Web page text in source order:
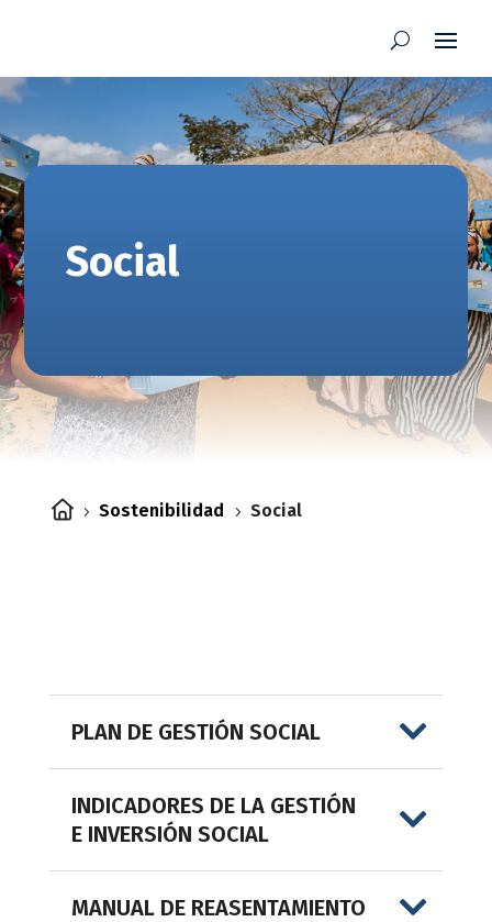
Social
5 Sostenibilidad 5 Social
PLAN DE GESTIÓN SOCIAL
INDICADORES DE LA GESTIÓN
E INVERSIÓN SOCIAL
MANUAL DE REASENTAMIENTO